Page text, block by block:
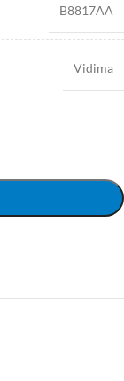
B8817AA
Vidima